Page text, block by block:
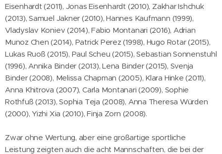
Eisenhardt (2011), Jonas Eisenhardt (2010), Zakhar Ishchuk
(2013), Samuel Jakner (2010), Hannes Kaufmann (1999),
Vladyslav Koniev (2014), Fabio Montanari (2016), Adrian
Munoz Chen (2014), Patrick Perez (1998), Hugo Rotar (2015),
Lukas Ruoß (2015), Paul Scheu (2015), Sebastian Sonnenstuhl
(1996), Annika Binder (2013), Lena Binder (2015), Svenja
Binder (2008), Melissa Chapman (2005), Klara Hinke (2011),
Anna Khitrova (2007), Carla Montanari (2009), Sophie
Rothfuß (2013), Sophia Teja (2008), Anna Theresa Würden
(2000), Yizhi Xia (2010), Finja Zorn (2008).
Zwar ohne Wertung, aber eine großartige sportliche
Leistung zeigten auch die acht Mannschaften, die bei der